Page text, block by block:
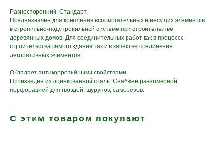
Равносторонний. Стандарт.
Предназначен для крепления вспомогательных и несущих элементов
в стропильно-подстропильной системе при строительстве
деревянных домов. Для соединительных работ как в процессе
строительства самого здания так и в качестве соединения
декоративных элементов.
Обладает антикоррозийными свойствами.
Произведен из оцинкованной стали. Снабжен равномерной
перфорацией для гвоздей, шурупов, саморезов.
С этим товаром покупают